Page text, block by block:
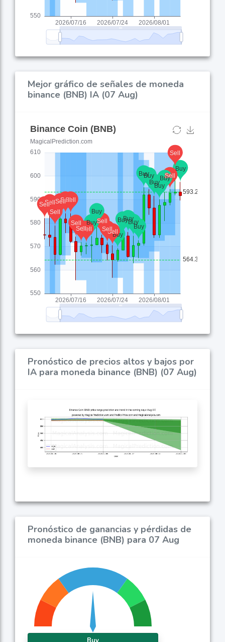
Mejor gráfico de señales de moneda
binance (BNB) IA (07 Aug)
Pronóstico de precios altos y bajos por
IA para moneda binance (BNB) (07 Aug)
Pronóstico de ganancias y pérdidas de
moneda binance (BNB) para 07 Aug